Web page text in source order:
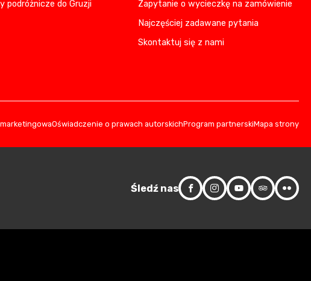
podróżnicze do Gruzji
Zapytanie o wycieczkę na zamówienie
Najczęściej zadawane pytania
Skontaktuj się z nami
Oświadczenie o prawach autorskichProgram partnerskiMapa strony
Śledź nas